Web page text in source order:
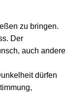
zu bringen.
Der
auch andere
dürfen